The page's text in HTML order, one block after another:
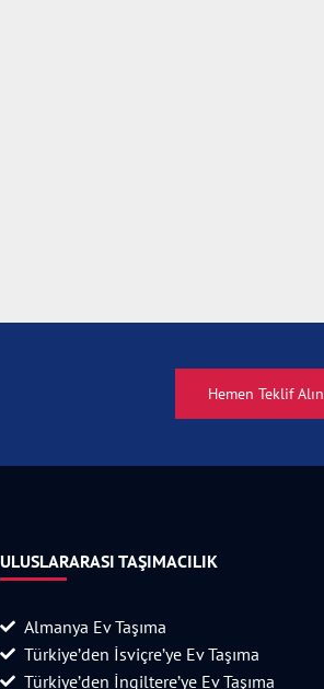
Hemen Teklif Alın
ULUSLARARASI TAŞIMACILIK
Almanya Ev Taşıma
Türkiye’den İsviçre’ye Ev Taşıma
Türkiye’den İngiltere’ye Ev Taşıma